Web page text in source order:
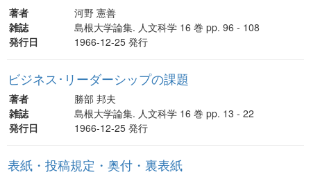
著者
河野 憲善
雑誌
島根大学論集. 人文科学 16 巻 pp. 96 - 108
発行日
1966-12-25 発行
ビジネス･リーダーシップの課題
著者
勝部 邦夫
雑誌
島根大学論集. 人文科学 16 巻 pp. 13 - 22
発行日
1966-12-25 発行
表紙・投稿規定・奥付・裏表紙